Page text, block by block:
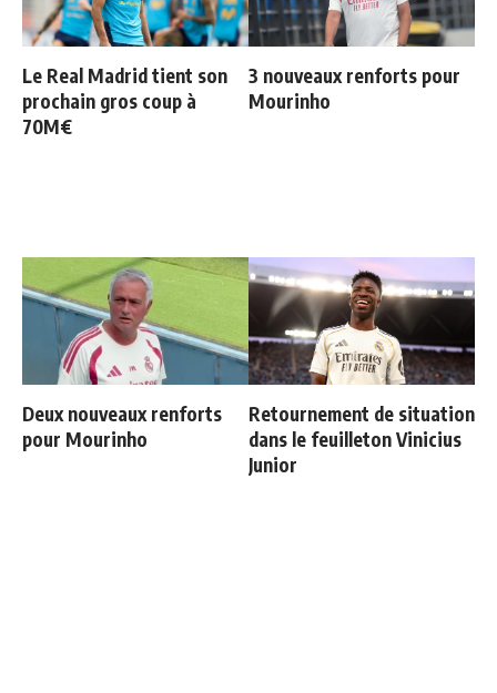
Le Real Madrid tient son
prochain gros coup à
70M€
3 nouveaux renforts pour
Mourinho
Deux nouveaux renforts
pour Mourinho
Retournement de situation
dans le feuilleton Vinicius
Junior